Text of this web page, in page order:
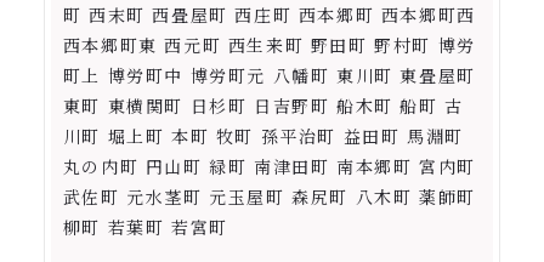
町 西末町 西畳屋町 西庄町 西本郷町 西本郷町西
西本郷町東 西元町 西生来町 野田町 野村町 博労
町上 博労町中 博労町元 八幡町 東川町 東畳屋町
東町 東横関町 日杉町 日吉野町 船木町 船町 古
川町 堀上町 本町 牧町 孫平治町 益田町 馬淵町
丸の内町 円山町 緑町 南津田町 南本郷町 宮内町
武佐町 元水茎町 元玉屋町 森尻町 八木町 薬師町
柳町 若葉町 若宮町